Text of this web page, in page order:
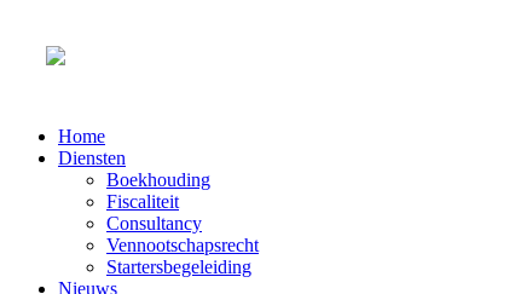
Home
Diensten
Boekhouding
Fiscaliteit
Consultancy
Vennootschapsrecht
Startersbegeleiding
Nieuws